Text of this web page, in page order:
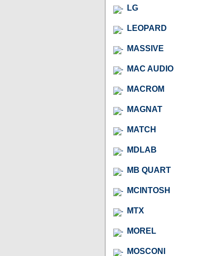
LG
LEOPARD
MASSIVE
MAC AUDIO
MACROM
MAGNAT
MATCH
MDLAB
MB QUART
MCINTOSH
MTX
MOREL
MOSCONI